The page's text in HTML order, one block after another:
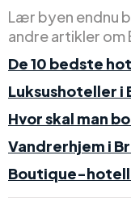
Lær byen endnu
andre artikler om
De 10 bedste
Luksushoteller i
Hvor skal man
Vandrerhjem i
Boutique-